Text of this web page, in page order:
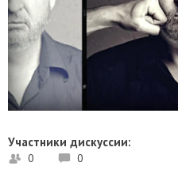
Участники дискуссии:
0 0